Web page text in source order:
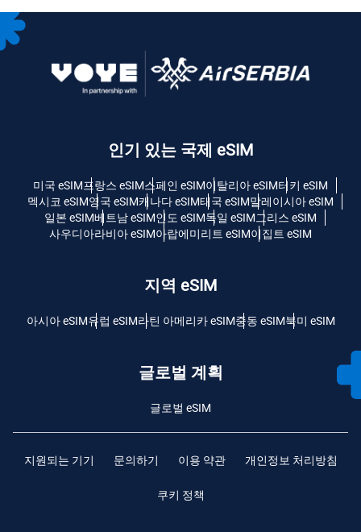
인기 있는 국제 eSIM
미국 eSIM프랑스 eSIM스페인 eSIM이탈리아 eSIM터키 eSIM
멕시코 eSIM영국 eSIM캐나다 eSIM태국 eSIM말레이시아 eSIM
일본 eSIM베트남 eSIM인도 eSIM독일 eSIM그리스 eSIM
사우디아라비아 eSIM아랍에미리트 eSIM이집트 eSIM
지역 eSIM
아시아 eSIM유럽 ​​eSIM라틴 아메리카 eSIM중동 eSIM북미 eSIM
글로벌 계획
글로벌 eSIM
지원되는 기기 문의하기 이용 약관 개인정보 처리방침
쿠키 정책